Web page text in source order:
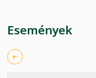
Események